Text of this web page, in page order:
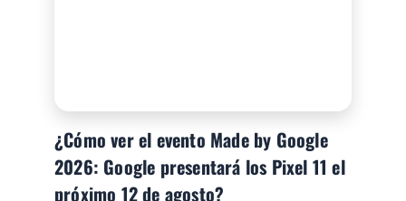
¿Cómo ver el evento Made by Google
2026: Google presentará los Pixel 11 el
próximo 12 de agosto?